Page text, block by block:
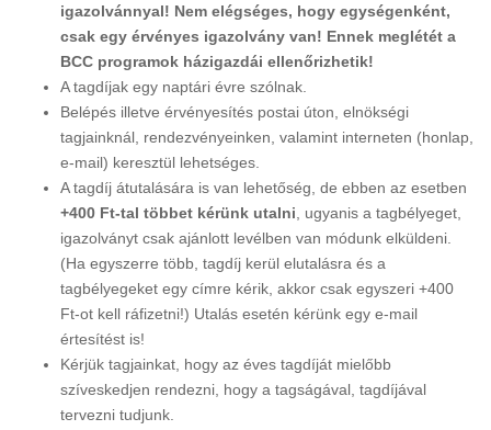
igazolvánnyal! Nem elégséges, hogy egységenként,
csak egy érvényes igazolvány van! Ennek meglétét a
BCC programok házigazdái ellenőrizhetik!
A tagdíjak egy naptári évre szólnak.
Belépés illetve érvényesítés postai úton, elnökségi
tagjainknál, rendezvényeinken, valamint interneten (honlap,
e-mail) keresztül lehetséges.
A tagdíj átutalására is van lehetőség, de ebben az esetben
+400 Ft-tal többet kérünk utalni , ugyanis a tagbélyeget,
igazolványt csak ajánlott levélben van módunk elküldeni.
(Ha egyszerre több, tagdíj kerül elutalásra és a
tagbélyegeket egy címre kérik, akkor csak egyszeri +400
Ft-ot kell ráfizetni!) Utalás esetén kérünk egy e-mail
értesítést is!
Kérjük tagjainkat, hogy az éves tagdíját mielőbb
szíveskedjen rendezni, hogy a tagságával, tagdíjával
tervezni tudjunk.